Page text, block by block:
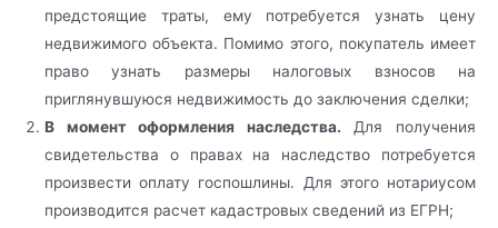
предстоящие траты, ему потребуется узнать цену
недвижимого объекта. Помимо этого, покупатель имеет
право узнать размеры налоговых взносов на
приглянувшуюся недвижимость до заключения сделки;
В момент оформления наследства. Для получения
свидетельства о правах на наследство потребуется
произвести оплату госпошлины. Для этого нотариусом
производится расчет кадастровых сведений из ЕГРН;